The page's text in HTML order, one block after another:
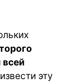
всей
эту